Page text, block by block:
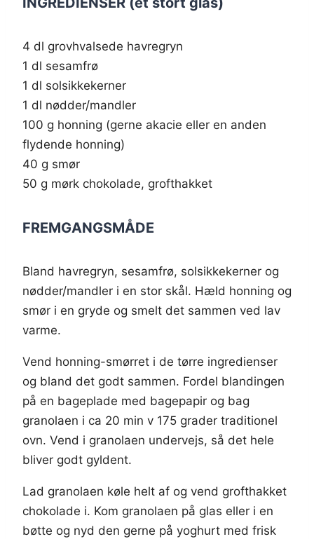
4 dl grovhvalsede havregryn
1 dl sesamfrø
1 dl solsikkekerner
1 dl nødder/mandler
100 g honning (gerne akacie eller en anden
flydende honning)
40 g smør
50 g mørk chokolade, grofthakket
FREMGANGSMÅDE
Bland havregryn, sesamfrø, solsikkekerner og
nødder/mandler i en stor skål. Hæld honning og
smør i en gryde og smelt det sammen ved lav
varme.
Vend honning-smørret i de tørre ingredienser
og bland det godt sammen. Fordel blandingen
på en bageplade med bagepapir og bag
granolaen i ca 20 min v 175 grader traditionel
ovn. Vend i granolaen undervejs, så det hele
bliver godt gyldent.
Lad granolaen køle helt af og vend grofthakket
chokolade i. Kom granolaen på glas eller i en
bøtte og nyd den gerne på yoghurt med frisk